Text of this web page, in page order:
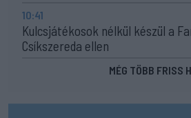
10:41
Kulcsjátékosok nélkül készül a
Csíkszereda ellen
MÉG TÖBB FRISS